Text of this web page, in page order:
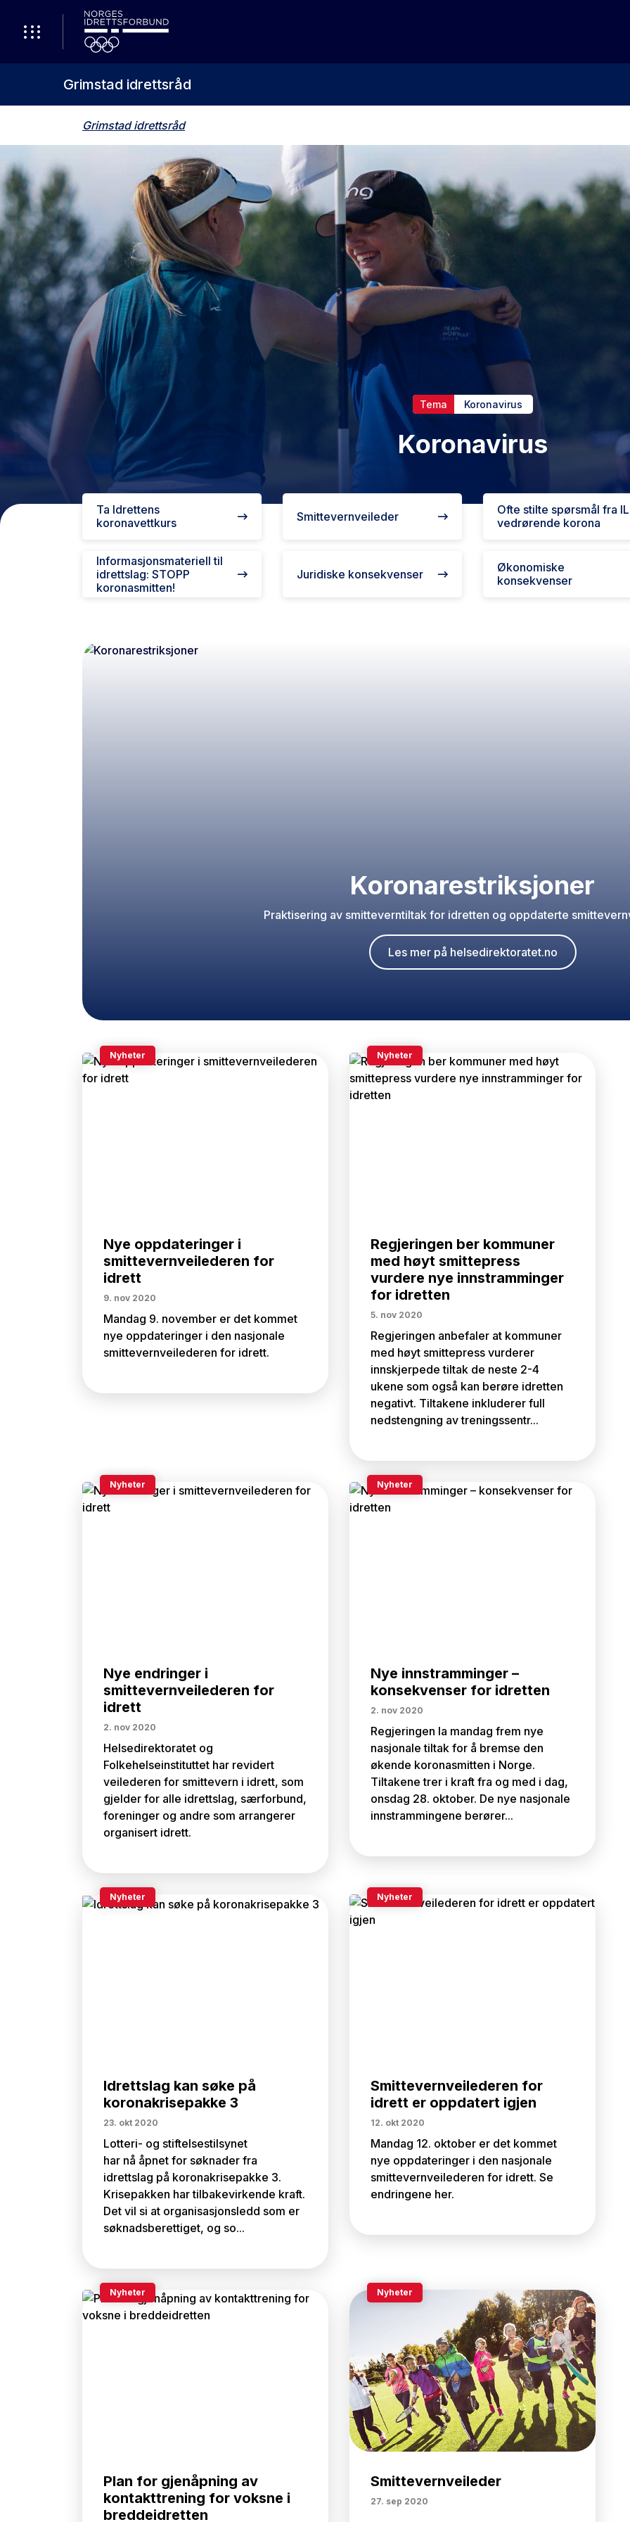
Grimstad idrettsråd
Grimstad idrettsråd
Tema Koronavirus
Koronavirus
Ta Idrettens
koronavettkurs
Smittevernveileder
Ofte stilte spørsmål fra IL
vedrørende korona
Informasjonsmateriell til
idrettslag: STOPP
koronasmitten!
Juridiske konsekvenser
Økonomiske
konsekvenser
Koronarestriksjoner
Praktisering av smitteverntiltak for idretten og oppdaterte
Les mer på helsedirektoratet.no
Nye oppdateringer i
smittevernveilederen for
idrett
9. nov 2020
Mandag 9. november er det kommet
nye oppdateringer i den nasjonale
smittevernveilederen for idrett.
Nyheter
Regjeringen ber kommuner
med høyt smittepress
vurdere nye innstramminger
for idretten
5. nov 2020
Regjeringen anbefaler at kommuner
med høyt smittepress vurderer
innskjerpede tiltak de neste 2-4
ukene som også kan berøre idretten
negativt. Tiltakene inkluderer full
nedstengning av treningssentr...
Nyheter
Nye endringer i
smittevernveilederen for
idrett
2. nov 2020
Helsedirektoratet og
Folkehelseinstituttet har revidert
veilederen for smittevern i idrett, som
gjelder for alle idrettslag, særforbund,
foreninger og andre som arrangerer
organisert idrett.
Nyheter
Nye innstramminger –
konsekvenser for idretten
2. nov 2020
Regjeringen la mandag frem nye
nasjonale tiltak for å bremse den
økende koronasmitten i Norge.
Tiltakene trer i kraft fra og med i dag,
onsdag 28. oktober. De nye nasjonale
innstrammingene berører...
Nyheter
Idrettslag kan søke på
koronakrisepakke 3
23. okt 2020
Lotteri- og stiftelsestilsynet
har nå åpnet for søknader fra
idrettslag på koronakrisepakke 3.
Krisepakken har tilbakevirkende kraft.
Det vil si at organisasjonsledd som er
søknadsberettiget, og so...
Nyheter
Smittevernveilederen for
idrett er oppdatert igjen
12. okt 2020
Mandag 12. oktober er det kommet
nye oppdateringer i den nasjonale
smittevernveilederen for idrett. Se
endringene her.
Nyheter
Plan for gjenåpning av
kontakttrening for voksne i
breddeidretten
Nyheter
Smittevernveileder
27. sep 2020
Nyheter